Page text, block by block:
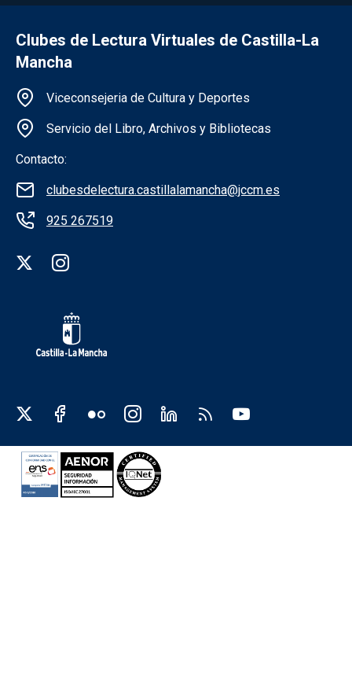
Clubes de Lectura Virtuales de Castilla-La
Mancha
Información de la institución
Viceconsejeria de Cultura y Deportes
Servicio del Libro, Archivos y Bibliotecas
Contacto:
clubesdelectura.castillalamancha@jccm.es
925 267519
Redes sociales institución
Redes sociales JCCM